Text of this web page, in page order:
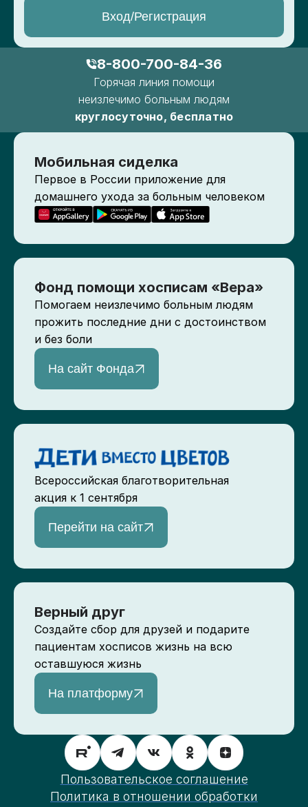
Вход/Регистрация
8-800-700-84-36
Горячая линия помощи
неизлечимо больным людям
круглосуточно, бесплатно
Мобильная сиделка
Первое в России приложение для
домашнего ухода за больным человеком
Фонд помощи хосписам «Вера»
Помогаем неизлечимо больным людям
прожить последние дни с достоинством
и без боли
На сайт Фонда
Всероссийская благотворительная
акция к 1 сентября
Перейти на сайт
Верный друг
Создайте сбор для друзей и подарите
пациентам хосписов жизнь на всю
оставшуюся жизнь
На платформу
Пользовательское соглашение
Политика в отношении обработки